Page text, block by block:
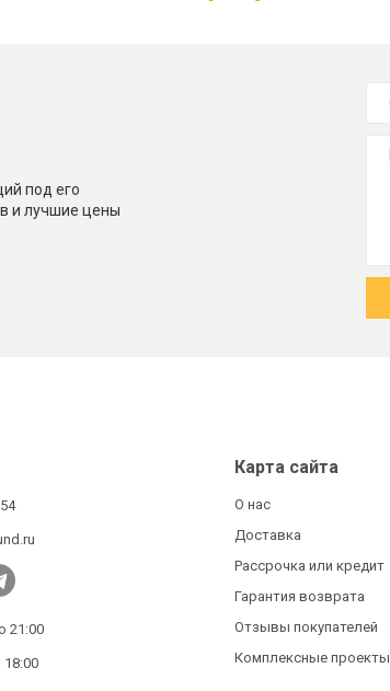
под его
и лучшие цены
21:00
18:00
Карта сайта
О нас
Доставка
Рассрочка или кредит
Гарантия возврата
Отзывы покупателей
Комплексные проекты